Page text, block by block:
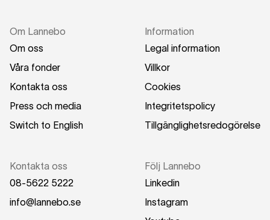
Om Lannebo
Om oss
Våra fonder
Kontakta oss
Press och media
Switch to English
Information
Legal information
Villkor
Cookies
Integritetspolicy
Tillgänglighetsredogörelse
Kontakta oss
08-5622 5222
info@lannebo.se
Följ Lannebo
Linkedin
Instagram